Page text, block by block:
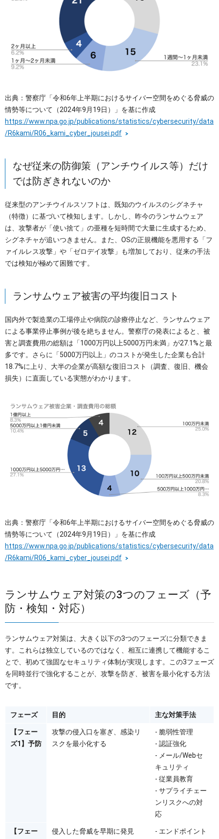
出典：警察庁「令和6年上半期におけるサイバー空間をめぐる脅威の
情勢等について（2024年9月19日）」を基に作成
https://www.npa.go.jp/publications/statistics/cybersecurity/data
/R6kami/R06_kami_cyber_jousei.pdf
なぜ従来の防御策（アンチウイルス等）だけ
では防ぎきれないのか
従来型のアンチウイルスソフトは、既知のウイルスのシグネチャ
（特徴）に基づいて検知します。しかし、昨今のランサムウェア
は、攻撃者が「使い捨て」の亜種を短時間で大量に生成するため、
シグネチャが追いつきません。また、OSの正規機能を悪用する「フ
ァイルレス攻撃」や「ゼロデイ攻撃」も増加しており、従来の手法
では検知が極めて困難です。
ランサムウェア被害の平均復旧コスト
国内外で製造業の工場停止や病院の診療停止など、ランサムウェア
による事業停止事例が後を絶ちません。警察庁の発表によると、被
害と調査費用の総額は「1000万円以上5000万円未満」が27.1%と最
多です。さらに「5000万円以上」のコストが発生した企業も合計
18.7%に上り、大半の企業が高額な復旧コスト（調査、復旧、機会
損失）に直面している実態がわかります。
出典：警察庁「令和6年上半期におけるサイバー空間をめぐる脅威の
情勢等について（2024年9月19日）」を基に作成
https://www.npa.go.jp/publications/statistics/cybersecurity/data
/R6kami/R06_kami_cyber_jousei.pdf
ランサムウェア対策の3つのフェーズ（予
防・検知・対応）
ランサムウェア対策は、大きく以下の3つのフェーズに分類できま
す。これらは独立しているのではなく、相互に連携して機能するこ
とで、初めて強固なセキュリティ体制が実現します。この3フェーズ
を同時並行で強化することが、攻撃を防ぎ、被害を最小化する方法
です。
フェーズ 目的 主な対策手法
【フェー
ズ1】予防
攻撃の侵入口を塞ぎ、感染リ
スクを最小化する
- 脆弱性管理
- 認証強化
- メール/Webセ
キュリティ
- 従業員教育
- サプライチェー
ンリスクへの対
応
【フェー 侵入した脅威を早期に発見 - エンドポイント